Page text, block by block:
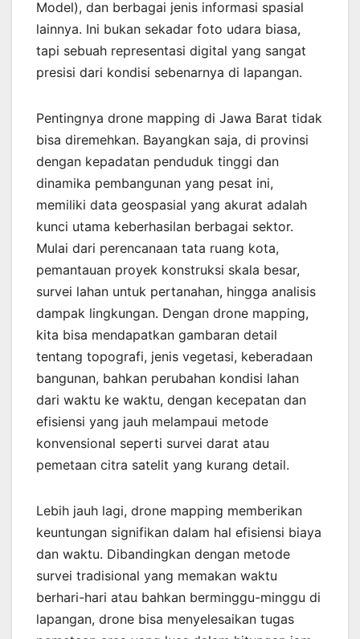
Model), dan berbagai jenis informasi spasial
lainnya. Ini bukan sekadar foto udara biasa,
tapi sebuah representasi digital yang sangat
presisi dari kondisi sebenarnya di lapangan.
Pentingnya drone mapping di Jawa Barat tidak
bisa diremehkan. Bayangkan saja, di provinsi
dengan kepadatan penduduk tinggi dan
dinamika pembangunan yang pesat ini,
memiliki data geospasial yang akurat adalah
kunci utama keberhasilan berbagai sektor.
Mulai dari perencanaan tata ruang kota,
pemantauan proyek konstruksi skala besar,
survei lahan untuk pertanahan, hingga analisis
dampak lingkungan. Dengan drone mapping,
kita bisa mendapatkan gambaran detail
tentang topografi, jenis vegetasi, keberadaan
bangunan, bahkan perubahan kondisi lahan
dari waktu ke waktu, dengan kecepatan dan
efisiensi yang jauh melampaui metode
konvensional seperti survei darat atau
pemetaan citra satelit yang kurang detail.
Lebih jauh lagi, drone mapping memberikan
keuntungan signifikan dalam hal efisiensi biaya
dan waktu. Dibandingkan dengan metode
survei tradisional yang memakan waktu
berhari-hari atau bahkan berminggu-minggu di
lapangan, drone bisa menyelesaikan tugas